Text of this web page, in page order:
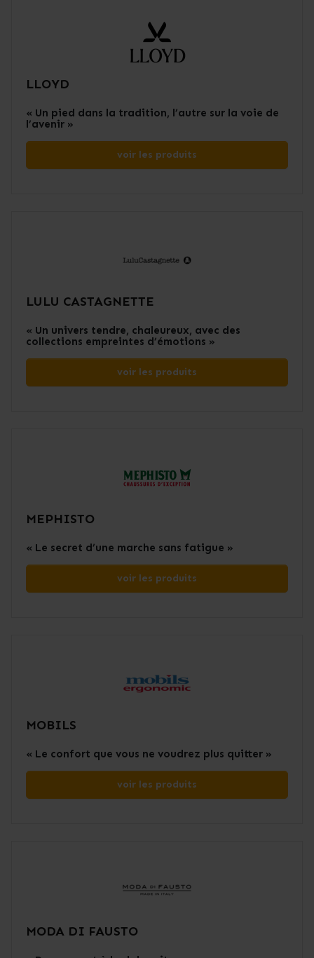
LLOYD
« Un pied dans la tradition, l’autre sur la voie de
l’avenir »
voir les produits
LULU CASTAGNETTE
« Un univers tendre, chaleureux, avec des
collections empreintes d’émotions »
voir les produits
MEPHISTO
« Le secret d’une marche sans fatigue »
voir les produits
MOBILS
« Le confort que vous ne voudrez plus quitter »
voir les produits
MODA DI FAUSTO